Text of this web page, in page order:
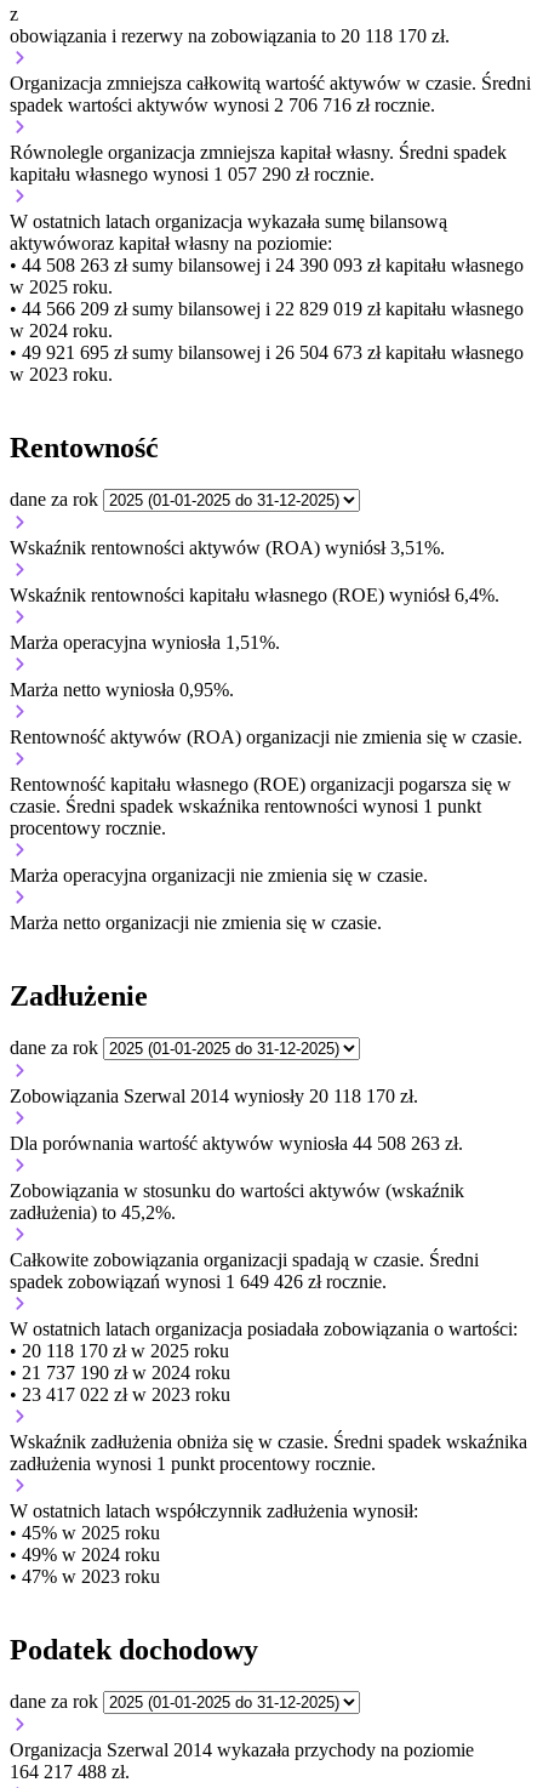
z
obowiązania i rezerwy na zobowiązania to 20 118 170 zł.
Organizacja zmniejsza całkowitą wartość aktywów w czasie. Średni
spadek wartości aktywów wynosi 2 706 716 zł rocznie.
Równolegle organizacja zmniejsza kapitał własny. Średni spadek
kapitału własnego wynosi 1 057 290 zł rocznie.
W ostatnich latach organizacja wykazała sumę bilansową
aktywóworaz kapitał własny na poziomie:
• 44 508 263 złsumy bilansowej i 24 390 093 zł kapitału własnego
w 2025 roku.
• 44 566 209 złsumy bilansowej i 22 829 019 zł kapitału własnego
w 2024 roku.
• 49 921 695 złsumy bilansowej i 26 504 673 zł kapitału własnego
w 2023 roku.
Rentowność
dane za rok
Wskaźnik rentowności aktywów (ROA) wyniósł 3,51%.
Wskaźnik rentowności kapitału własnego (ROE) wyniósł 6,4%.
Marża operacyjna wyniosła 1,51%.
Marża netto wyniosła 0,95%.
Rentowność aktywów (ROA) organizacji nie zmienia się w czasie.
Rentowność kapitału własnego (ROE) organizacji pogarsza się w
czasie. Średni spadek wskaźnika rentowności wynosi 1 punkt
procentowy rocznie.
Marża operacyjna organizacji nie zmienia się w czasie.
Marża netto organizacji nie zmienia się w czasie.
Zadłużenie
dane za rok
Zobowiązania Szerwal 2014 wyniosły 20 118 170 zł.
Dla porównania wartość aktywów wyniosła 44 508 263 zł.
Zobowiązania w stosunku do wartości aktywów (wskaźnik
zadłużenia) to 45,2%.
Całkowite zobowiązania organizacji spadają w czasie. Średni
spadek zobowiązań wynosi 1 649 426 zł rocznie.
W ostatnich latach organizacja posiadała zobowiązania o wartości:
• 20 118 170 zł w 2025 roku
• 21 737 190 zł w 2024 roku
• 23 417 022 zł w 2023 roku
Wskaźnik zadłużenia obniża się w czasie. Średni spadek wskaźnika
zadłużenia wynosi 1 punkt procentowy rocznie.
W ostatnich latach współczynnik zadłużenia wynosił:
• 45% w 2025 roku
• 49% w 2024 roku
• 47% w 2023 roku
Podatek dochodowy
dane za rok
Organizacja Szerwal 2014 wykazała przychody na poziomie
164 217 488 zł.